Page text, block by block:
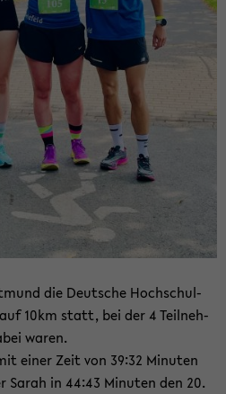
die Deut­sche Hoch­schul­
10km statt, bei der 4 Teil­neh­
waren.
einer Zeit von 39:32 Mi­nu­ten
Sarah in 44:43 Mi­nu­ten den 20.